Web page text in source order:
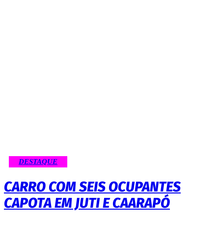
DESTAQUE
CARRO COM SEIS OCUPANTES
CAPOTA EM JUTI E CAARAPÓ